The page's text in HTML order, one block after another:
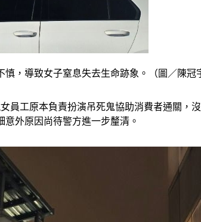
，導致女子窒息失去生命跡象。（圖／陳冠
員工原本負責扮演吊死鬼協助消費者通關，
外原因尚待警方進一步釐清。